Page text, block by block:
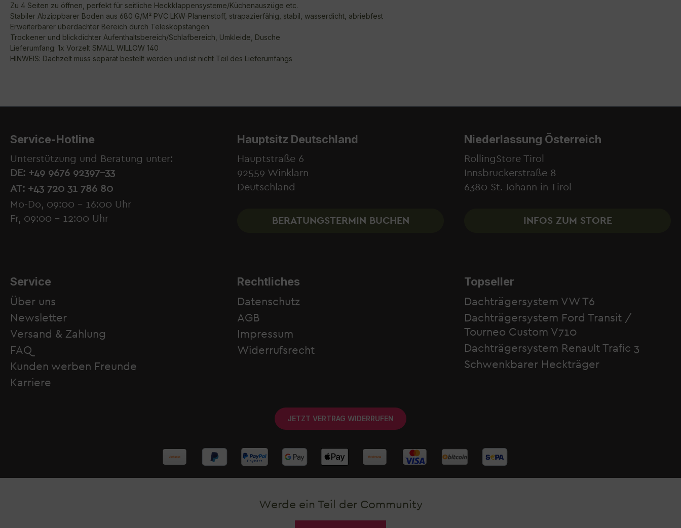
Zu 4 Seiten zu öffnen, perfekt für seitliche Heckklappensysteme/Küchenauszüge etc.
Stabiler Abzippbarer Boden aus 680 G/M² PVC LKW-Planenstoff, strapazierfähig, stabil, wasserdicht, abriebfest
Erweiterbarer überdachter Bereich durch Teleskopstangen
Trockener und blickdichter Aufenthaltsbereich/Schlafbereich, Umkleide, Dusche
Lieferumfang: 1x Vorzelt SMALL WILLOW 140
HINWEIS: Dachzelt muss separat bestellt werden und ist nicht Teil des Lieferumfangs
Service-Hotline
Unterstützung und Beratung unter:
DE: +49 9676 92397-33
AT: +43 720 31 786 80
Mo-Do, 09:00 - 16:00 Uhr
Fr, 09:00 - 12:00 Uhr
Hauptsitz Deutschland
Hauptstraße 6
92559 Winklarn
Deutschland
BERATUNGSTERMIN BUCHEN
Niederlassung Österreich
RollingStore Tirol
Innsbruckerstraße 8
6380 St. Johann in Tirol
INFOS ZUM STORE
Service
Über uns
Newsletter
Versand & Zahlung
FAQ
Kunden werben Freunde
Karriere
Rechtliches
Datenschutz
AGB
Impressum
Widerrufsrecht
Topseller
Dachträgersystem VW T6
Dachträgersystem Ford Transit /
Tourneo Custom V710
Dachträgersystem Renault Trafic 3
Schwenkbarer Heckträger
JETZT VERTRAG WIDERRUFEN
Werde ein Teil der Community